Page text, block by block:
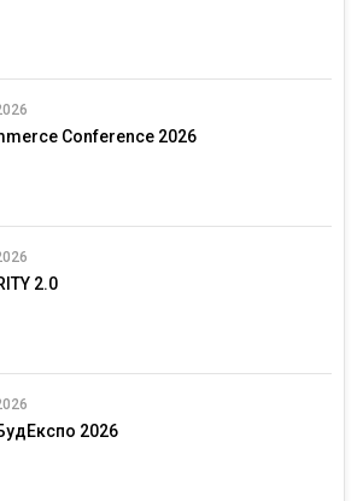
Conference 2026
2.0
2026